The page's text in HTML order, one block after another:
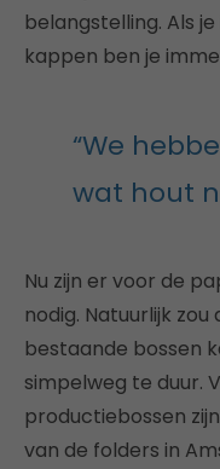
belangstelling. Als
kappen ben je
“We
wat hout
Nu zijn er voor de
nodig. Natuurlijk
bestaande bossen
simpelweg te duur.
productiebossen
van de folders in